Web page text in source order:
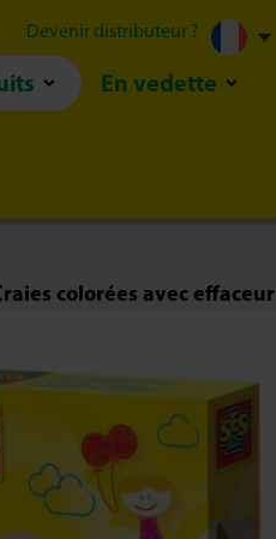
Devenir distributeur ?
En vedette
colorées avec effaceur